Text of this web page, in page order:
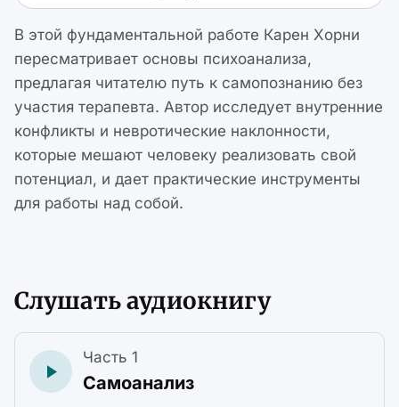
В этой фундаментальной работе Карен Хорни
пересматривает основы психоанализа,
предлагая читателю путь к самопознанию без
участия терапевта. Автор исследует внутренние
конфликты и невротические наклонности,
которые мешают человеку реализовать свой
потенциал, и дает практические инструменты
для работы над собой.
Слушать аудиокнигу
Часть 1
Самоанализ